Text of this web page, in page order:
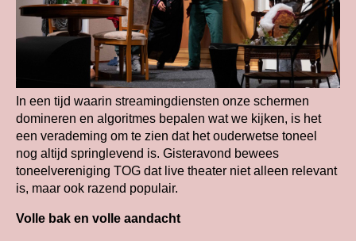
In een tijd waarin streamingdiensten onze schermen
domineren en algoritmes bepalen wat we kijken, is het
een verademing om te zien dat het ouderwetse toneel
nog altijd springlevend is. Gisteravond bewees
toneelvereniging TOG dat live theater niet alleen relevant
is, maar ook razend populair.
Volle bak en volle aandacht